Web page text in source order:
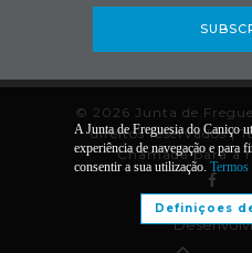
© 2026 Junta de
direitos reservados |
Chamada para a
A Junta de Freguesia do Caniço
experiência de navegação e para
consentir a sua utilização. Termos
Definiçoes